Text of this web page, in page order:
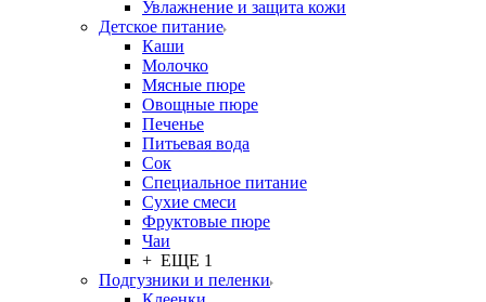
Увлажнение и защита кожи
Детское питание
Каши
Молочко
Мясные пюре
Овощные пюре
Печенье
Питьевая вода
Сок
Специальное питание
Сухие смеси
Фруктовые пюре
Чаи
+ ЕЩЕ 1
Подгузники и пеленки